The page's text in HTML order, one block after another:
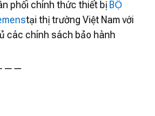
phối chính thức thiết bị BỘ
tại thị trường Việt Nam với
các chính sách bảo hành